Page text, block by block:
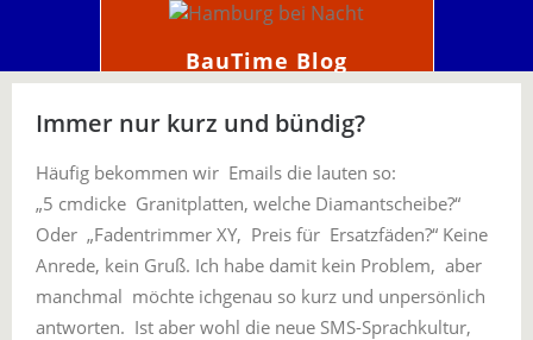
BauTime Blog
Immer nur kurz und bündig?
Häufig bekommen wir Emails die lauten so:
„5 cmdicke Granitplatten, welche Diamantscheibe?“
Oder „Fadentrimmer XY, Preis für Ersatzfäden?“ Keine
Anrede, kein Gruß. Ich habe damit kein Problem, aber
manchmal möchte ichgenau so kurz und unpersönlich
antworten. Ist aber wohl die neue SMS-Sprachkultur,